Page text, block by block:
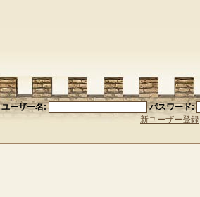
ユーザー名:
パスワード:
新ユーザー登録